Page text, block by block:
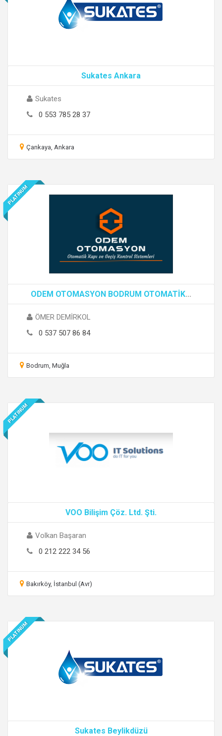
Sukates Ankara
Sukates
0 553 785 28 37
Çankaya, Ankara
PLATINUM
ODEM OTOMASYON BODRUM OTOMATİK...
ÖMER DEMİRKOL
0 537 507 86 84
Bodrum, Muğla
PLATINUM
VOO Bilişim Çöz. Ltd. Şti.
Volkan Başaran
0 212 222 34 56
Bakırköy, İstanbul (Avr)
PLATINUM
Sukates Beylikdüzü